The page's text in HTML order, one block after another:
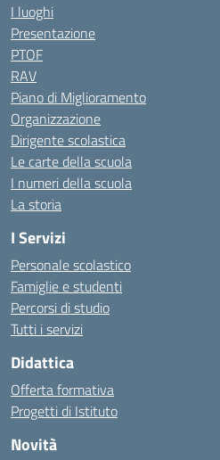
I luoghi
Presentazione
PTOF
RAV
Piano di Miglioramento
Organizzazione
Dirigente scolastica
Le carte della scuola
I numeri della scuola
La storia
I Servizi
Personale scolastico
Famiglie e studenti
Percorsi di studio
Tutti i servizi
Didattica
Offerta formativa
Progetti di Istituto
Novità